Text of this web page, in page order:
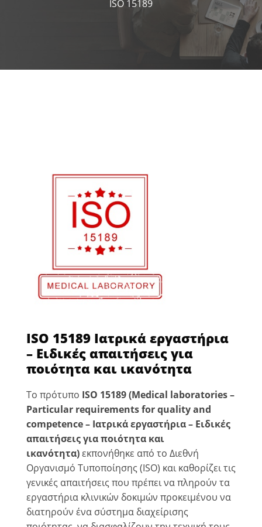
ISO 15189
ISO 15189 Ιατρικά εργαστήρια
– Ειδικές απαιτήσεις για
ποιότητα και ικανότητα
Το πρότυπο ISO 15189 (Medical laboratories –
Particular requirements for quality and
competence – Ιατρικά εργαστήρια – Ειδικές
απαιτήσεις για ποιότητα και
ικανότητα)εκπονήθηκε από το Διεθνή
Οργανισμό Τυποποίησης (ISO) και καθορίζει τις
γενικές απαιτήσεις που πρέπει να πληρούν τα
εργαστήρια κλινικών δοκιμών προκειμένου να
διατηρούν ένα σύστημα διαχείρισης